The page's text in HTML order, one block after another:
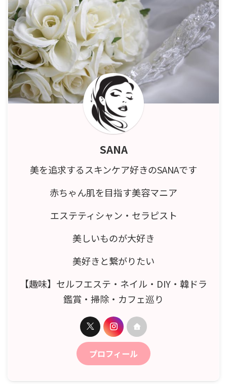
SANA
美を追求するスキンケア好きのSANAです
赤ちゃん肌を目指す美容マニア
エステティシャン・セラピスト
美しいものが大好き
美好きと繋がりたい
【趣味】セルフエステ・ネイル・DIY・韓ドラ
鑑賞・掃除・カフェ巡り
プロフィール